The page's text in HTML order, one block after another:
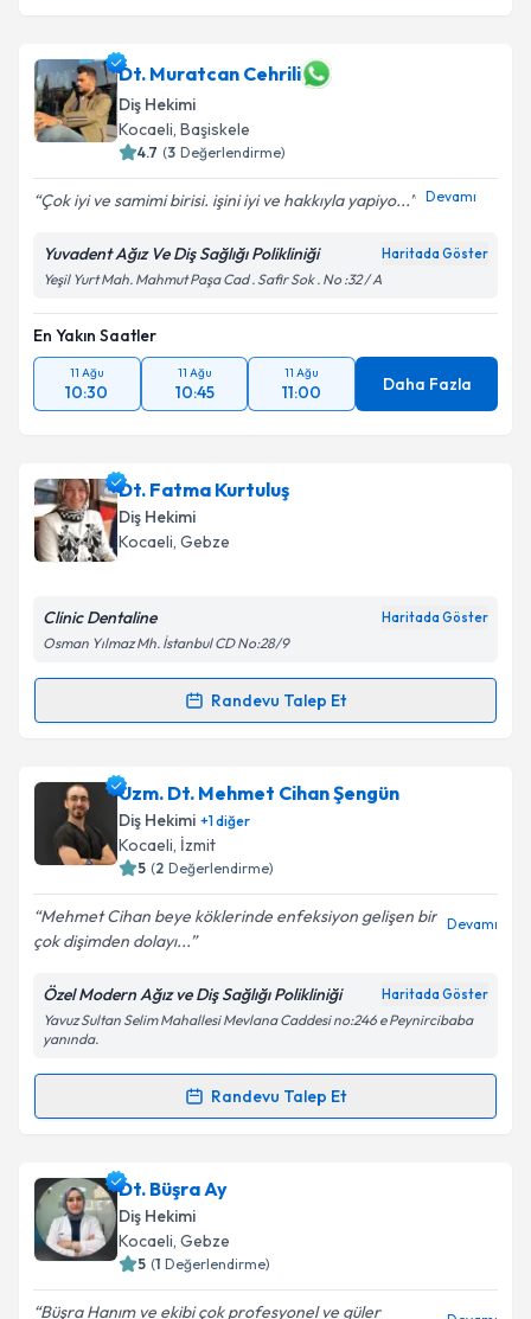
Dt. Muratcan Cehrili
Diş Hekimi
Kocaeli, Başiskele
4.7 (3 Değerlendirme)
Çok iyi ve samimi birisi. işini iyi ve hakkıyla yapiyo... Devamı
Yuvadent Ağız Ve Diş Sağlığı Polikliniği Haritada Göster
Yeşil Yurt Mah. Mahmut Paşa Cad . Safir Sok . No :32 / A
En Yakın Saatler
11 Ağu
10:30
11 Ağu
10:45
11 Ağu
11:00 Daha Fazla
Dt. Fatma Kurtuluş
Diş Hekimi
Kocaeli, Gebze
Clinic Dentaline Haritada Göster
Osman Yılmaz Mh. İstanbul CD No:28/9
Randevu Talep Et
Randevu Takvimi Talebi
Dt. Fatma Kurtuluşiçin randevu takvimi talebi
oluşturun. Size bu uzmandan randevu almanız için bir
takvim hazırlandığında e-posta ile bilgilendireceğiz.
Kişisel verilerimin işlenmesine ilişkin
Aydınlatma
Metni'ni okudum ve kişisel verilerimin belirtilen
Takvim Talebini Gönder
Uzm. Dt. Mehmet Cihan Şengün
Diş Hekimi +1diğer
Kocaeli, İzmit
5 (2 Değerlendirme)
Mehmet Cihan beye köklerinde enfeksiyon gelişen bir
çok dişimden dolayı...
Devamı
Özel Modern Ağız ve Diş Sağlığı Polikliniği Haritada Göster
Yavuz Sultan Selim Mahallesi Mevlana Caddesi no:246 e Peynircibaba
yanında.
Randevu Talep Et
Randevu Takvimi Talebi
Uzm. Dt. Mehmet Cihan Şengün
takvimi talebi oluşturun. Size bu uzmandan randevu
almanız için bir takvim hazırlandığında e-posta ile
bilgilendireceğiz.
E-posta Adresiniz
Dt. Büşra Ay
Diş Hekimi
Kocaeli, Gebze
5 (1 Değerlendirme)
Büşra Hanım ve ekibi çok profesyonel ve güler